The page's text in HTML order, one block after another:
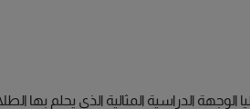
الوجهة الدراسية المثالية الذي يحلم بها